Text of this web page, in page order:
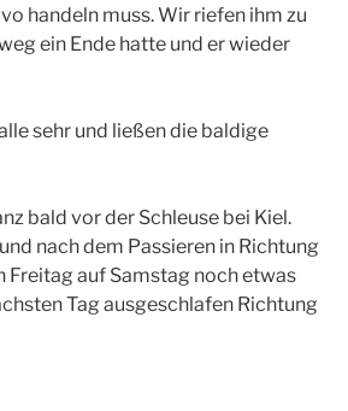
handeln muss. Wir riefen ihm zu
ein Ende hatte und er wieder
sehr und ließen die baldige
bald vor der Schleuse bei Kiel.
nach dem Passieren in Richtung
Freitag auf Samstag noch etwas
Tag ausgeschlafen Richtung